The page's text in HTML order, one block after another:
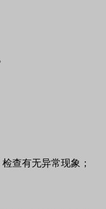
查有无异常现象；